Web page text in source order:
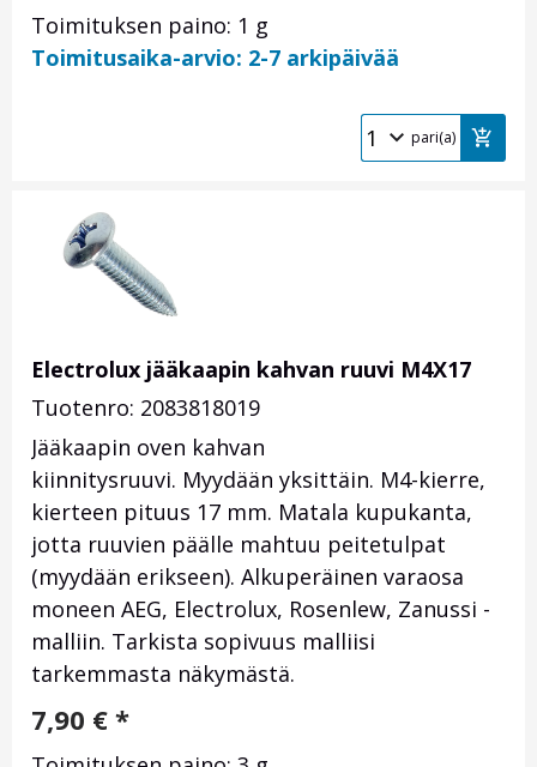
Toimituksen paino: 1 g
Toimitusaika-arvio: 2-7 arkipäivää
pari(a)
Electrolux jääkaapin kahvan ruuvi M4X17
Tuotenro: 2083818019
Jääkaapin oven kahvan
kiinnitysruuvi. Myydään yksittäin. M4-kierre,
kierteen pituus 17 mm. Matala kupukanta,
jotta ruuvien päälle mahtuu peitetulpat
(myydään erikseen). Alkuperäinen varaosa
moneen AEG, Electrolux, Rosenlew, Zanussi -
malliin. Tarkista sopivuus malliisi
tarkemmasta näkymästä.
7,90 € *